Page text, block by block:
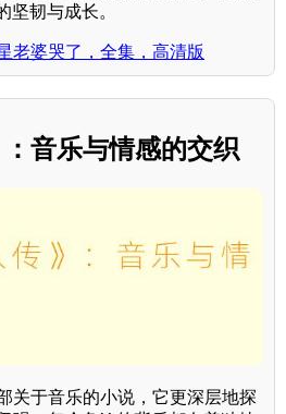
坚韧与成长。
老婆哭了，全集，高清版
音乐与情感的交织
关于音乐的小说，它更深层地探